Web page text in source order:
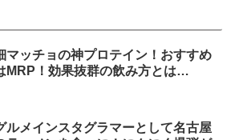
マッチョの神プロテイン！おすすめ
MRP！効果抜群の飲み方とは…
ルメインスタグラマーとして名古屋